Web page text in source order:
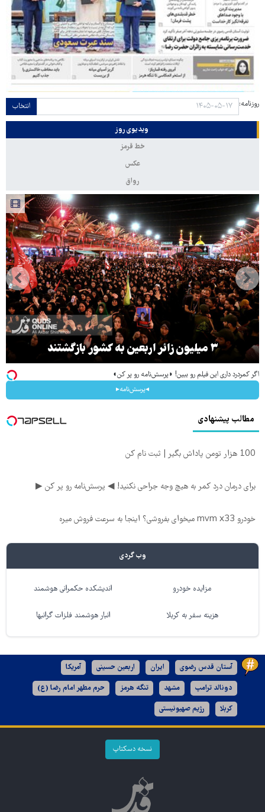
روزنامه: انتخاب
ویدیوی روز
خط قرمز
عکس
رواق
۳ میلیون زائر اربعین به کشور بازگشتند
اگر کمردرد داری این فیلم رو ببین! ◗پرسش‌نامه رو پر کن◖
◂پرسش‌نامه▸
مطالب پیشنهادی
100 هزار تومن پاداش بگیر | ثبت نام کن
برای درمان درد کمر به هیچ وجه جراحی نکنید! ◀ پرسش‌نامه رو پر کن ▶
خودرو mvm x33 میخوای بفروشی؟ اینجا به سرعت فروش میره
وب گردی
مزایده خودرو اندیشکده حکمرانی هوشمند
هزینه سفر به کربلا انبار هوشمند فلزات گرانبها
آستان قدس رضوی ایران اربعین حسینی آمریکا
دونالد ترامپ مشهد تنگه هرمز حرم مطهر امام رضا (ع)
کربلا رژیم صهیونیستی
نسخه دسکتاپ